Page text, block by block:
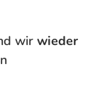
wir wieder